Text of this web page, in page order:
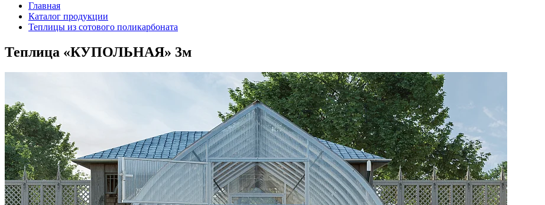
Главная
Каталог продукции
Теплицы из сотового поликарбоната
Теплица «КУПОЛЬНАЯ» 3м